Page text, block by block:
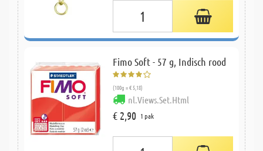
Fimo Soft - 57 g, Indisch rood
(100g = € 5,18)
nl.Views.Set.Html
€ 2,90 1 pak